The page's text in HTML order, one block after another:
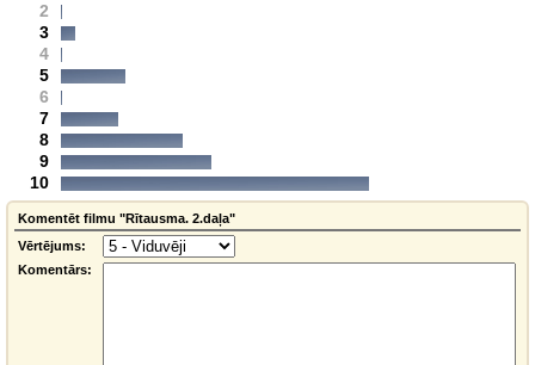
2
3
4
5
6
7
8
9
10
Komentēt filmu "Rītausma. 2.daļa"
Vērtējums:
Komentārs: